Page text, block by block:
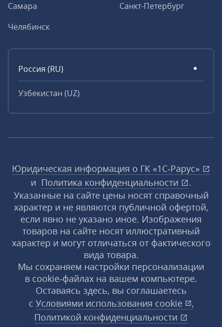
Самара
Санкт-Петербург
Челябинск
Россия (RU)
Узбекистан (UZ)
Юридическая информация о ГК «1С‑Рарус»
и Политика конфиденциальности
.
Указанные на сайте цены носят справочный
характер и не являются публичной офертой,
если явно не указано иное. Изображения
товаров на сайте носят иллюстративный
характер и могут отличаться от фактического
вида товара.
Мы сохраняем настройки персонализации
в cookie‑файлах на вашем компьютере.
Оставаясь здесь, вы соглашаетесь
с Условиями использования cookie
,
Политикой конфиденциальности